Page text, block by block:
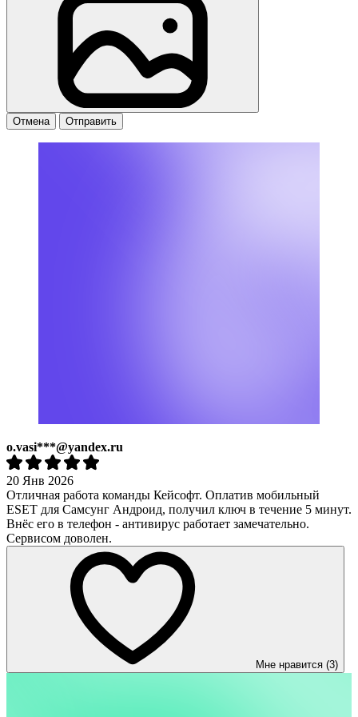
Отмена Отправить
o.vasi***@yandex.ru
20 Янв 2026
Отличная работа команды Кейсофт. Оплатив мобильный
ESET для Самсунг Андроид, получил ключ в течение 5 минут.
Внёс его в телефон - антивирус работает замечательно.
Сервисом доволен.
Мне нравится (3)